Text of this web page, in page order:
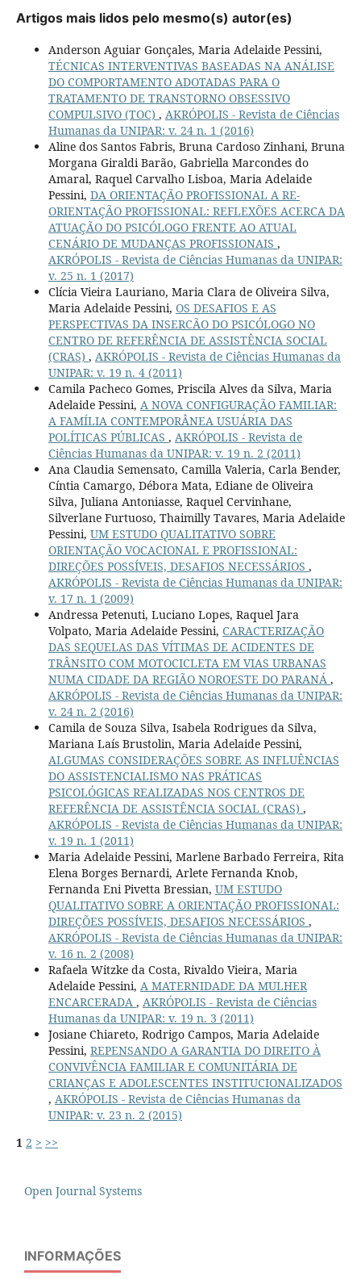
Artigos mais lidos pelo mesmo(s) autor(es)
Anderson Aguiar Gonçales, Maria Adelaide Pessini,
TÉCNICAS INTERVENTIVAS BASEADAS NA ANÁLISE
DO COMPORTAMENTO ADOTADAS PARA O
TRATAMENTO DE TRANSTORNO OBSESSIVO
COMPULSIVO (TOC) , AKRÓPOLIS - Revista de Ciências
Humanas da UNIPAR: v. 24 n. 1 (2016)
Aline dos Santos Fabris, Bruna Cardoso Zinhani, Bruna
Morgana Giraldi Barão, Gabriella Marcondes do
Amaral, Raquel Carvalho Lisboa, Maria Adelaide
Pessini, DA ORIENTAÇÃO PROFISSIONAL A RE-
ORIENTAÇÃO PROFISSIONAL: REFLEXÕES ACERCA DA
ATUAÇÃO DO PSICÓLOGO FRENTE AO ATUAL
CENÁRIO DE MUDANÇAS PROFISSIONAIS ,
AKRÓPOLIS - Revista de Ciências Humanas da UNIPAR:
v. 25 n. 1 (2017)
Clícia Vieira Lauriano, Maria Clara de Oliveira Silva,
Maria Adelaide Pessini, OS DESAFIOS E AS
PERSPECTIVAS DA INSERCÃO DO PSICÓLOGO NO
CENTRO DE REFERÊNCIA DE ASSISTÊNCIA SOCIAL
(CRAS) , AKRÓPOLIS - Revista de Ciências Humanas da
UNIPAR: v. 19 n. 4 (2011)
Camila Pacheco Gomes, Priscila Alves da Silva, Maria
Adelaide Pessini, A NOVA CONFIGURAÇÃO FAMILIAR:
A FAMÍLIA CONTEMPORÂNEA USUÁRIA DAS
POLÍTICAS PÚBLICAS , AKRÓPOLIS - Revista de
Ciências Humanas da UNIPAR: v. 19 n. 2 (2011)
Ana Claudia Semensato, Camilla Valeria, Carla Bender,
Cíntia Camargo, Débora Mata, Ediane de Oliveira
Silva, Juliana Antoniasse, Raquel Cervinhane,
Silverlane Furtuoso, Thaimilly Tavares, Maria Adelaide
Pessini, UM ESTUDO QUALITATIVO SOBRE
ORIENTAÇÃO VOCACIONAL E PROFISSIONAL:
DIREÇÕES POSSÍVEIS, DESAFIOS NECESSÁRIOS ,
AKRÓPOLIS - Revista de Ciências Humanas da UNIPAR:
v. 17 n. 1 (2009)
Andressa Petenuti, Luciano Lopes, Raquel Jara
Volpato, Maria Adelaide Pessini, CARACTERIZAÇÃO
DAS SEQUELAS DAS VÍTIMAS DE ACIDENTES DE
TRÂNSITO COM MOTOCICLETA EM VIAS URBANAS
NUMA CIDADE DA REGIÃO NOROESTE DO PARANÁ ,
AKRÓPOLIS - Revista de Ciências Humanas da UNIPAR:
v. 24 n. 2 (2016)
Camila de Souza Silva, Isabela Rodrigues da Silva,
Mariana Laís Brustolin, Maria Adelaide Pessini,
ALGUMAS CONSIDERAÇÕES SOBRE AS INFLUÊNCIAS
DO ASSISTENCIALISMO NAS PRÁTICAS
PSICOLÓGICAS REALIZADAS NOS CENTROS DE
REFERÊNCIA DE ASSISTÊNCIA SOCIAL (CRAS) ,
AKRÓPOLIS - Revista de Ciências Humanas da UNIPAR:
v. 19 n. 1 (2011)
Maria Adelaide Pessini, Marlene Barbado Ferreira, Rita
Elena Borges Bernardi, Arlete Fernanda Knob,
Fernanda Eni Pivetta Bressian, UM ESTUDO
QUALITATIVO SOBRE A ORIENTAÇÃO PROFISSIONAL:
DIREÇÕES POSSÍVEIS, DESAFIOS NECESSÁRIOS ,
AKRÓPOLIS - Revista de Ciências Humanas da UNIPAR:
v. 16 n. 2 (2008)
Rafaela Witzke da Costa, Rivaldo Vieira, Maria
Adelaide Pessini, A MATERNIDADE DA MULHER
ENCARCERADA , AKRÓPOLIS - Revista de Ciências
Humanas da UNIPAR: v. 19 n. 3 (2011)
Josiane Chiareto, Rodrigo Campos, Maria Adelaide
Pessini, REPENSANDO A GARANTIA DO DIREITO À
CONVIVÊNCIA FAMILIAR E COMUNITÁRIA DE
CRIANÇAS E ADOLESCENTES INSTITUCIONALIZADOS
, AKRÓPOLIS - Revista de Ciências Humanas da
UNIPAR: v. 23 n. 2 (2015)
1 2 > >>
Open Journal Systems
INFORMAÇÕES